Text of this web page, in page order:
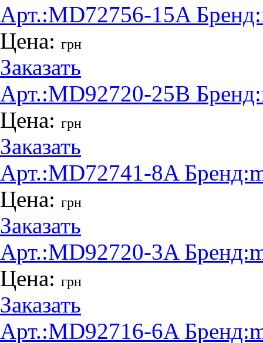
Арт.:MD72756-15A Бренд:
Цена: грн
Заказать
Арт.:MD92720-25B Бренд:
Цена: грн
Заказать
Арт.:MD72741-8A Бренд:
Цена: грн
Заказать
Арт.:MD92720-3A Бренд:
Цена: грн
Заказать
Арт.:MD92716-6A Бренд: